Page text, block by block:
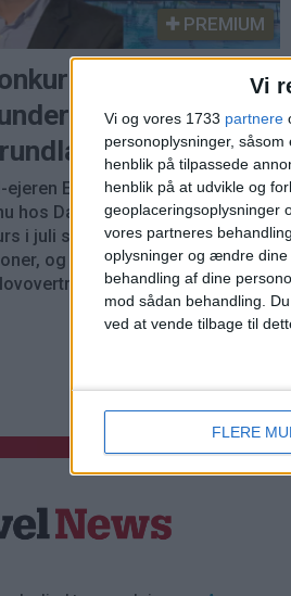
Vi
Vi og vores 1733 partnere
personoplysninger,
henblik på tilpassede
henblik på at udvikle og
geoplaceringsoplysninger
vores partneres
oplysninger og ændre
behandling af dine
mod sådan behandling.
ved at vende tilbage til
FLERE
PREMIUM
og
– nu er
tilbage
ejeren Ercan Secilmis er tilbage i
hos Danmarks Estur.dk. Ved
i juli sidste år manglede der 57
og sagen omfattede flere